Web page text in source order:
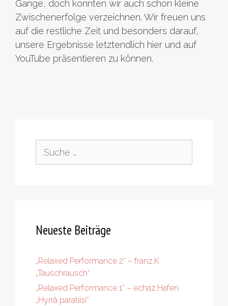
Gange, doch konnten wir auch schon kleine
Zwischenerfolge verzeichnen. Wir freuen uns
auf die restliche Zeit und besonders darauf,
unsere Ergebnisse letztendlich hier und auf
YouTube präsentieren zu können.
nach:
Neueste Beiträge
„Relaxed Performance 2“ – franz.K
„Tauschrausch“
„Relaxed Performance 1“ – echaz.Hafen
„Hyrrä paratiisi“